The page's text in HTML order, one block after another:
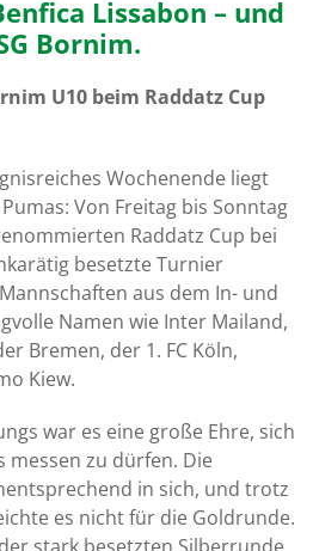
Lissabon – und
Bornim.
U10 beim Raddatz Cup
Wochenende liegt
Von Freitag bis Sonntag
Raddatz Cup bei
besetzte Turnier
aus dem In- und
Namen wie Inter Mailand,
Bremen, der 1. FC Köln,
Kiew.
war es eine große Ehre, sich
messen zu dürfen. Die
in sich, und trotz
es nicht für die Goldrunde.